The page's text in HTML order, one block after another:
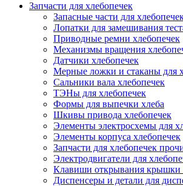
Запчасти для хлебопечек
Запасные части для
Лопатки для замешивания
Приводные ремни хлебопечек
Механизмы вращения
Датчики хлебопечек
Мерные ложки и стаканы для
Сальники вала хлебопечек
ТЭНы для хлебопечек
Формы для выпечки хлеба
Шкивы привода хлебопечек
Элементы электросхемы для
Элементы корпуса хлебопечек
Запчасти для хлебопечек
Электродвигатели для
Клавиши открывания крышки
Диспенсеры и детали для